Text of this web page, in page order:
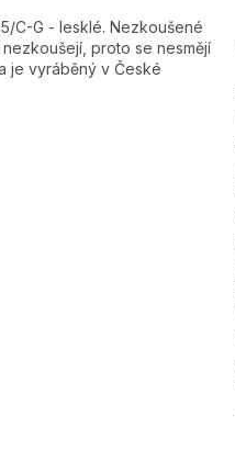
C-G - lesklé. Nezkoušené
proto se nesmějí
je vyráběný v České